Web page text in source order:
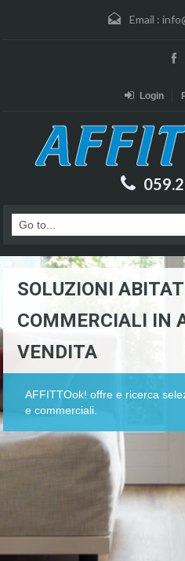
Email :
Login
SOLUZIONI
COMMERCIALI IN
VENDITA
AFFITTOok! offre e ricerca
e commerciali.